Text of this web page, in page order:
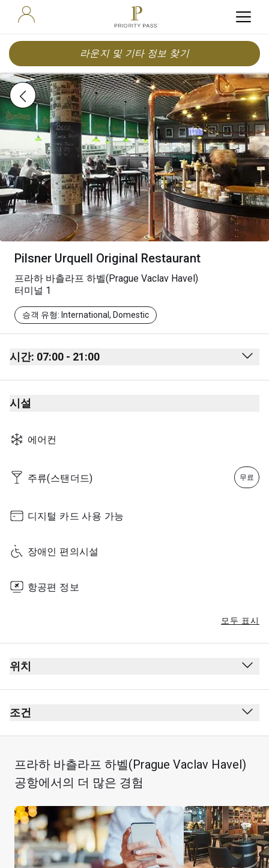
라운지 및 기타 정보 찾기
Pilsner Urquell Original Restaurant
프라하 바츨라프 하벨(Prague Vaclav Havel)
터미널 1
승객 유형: International, Domestic
시간: 07:00 - 21:00
Monday 07:00 - 21:00
Tuesday
Thursday
Friday 07:00 - 21:00
Sunday
시설
에어컨
주류(스탠더드) 무료
디지털 카드 사용 가능
장애인 편의시설
항공편 정보
모두 표시
위치
조건
프라하 바츨라프 하벨(Prague Vaclav Havel)
공항에서의 더 많은 경험